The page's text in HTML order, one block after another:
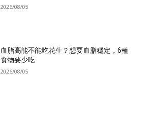
2026/08/05
血脂高能不能吃花生？想要血脂穩定，6種
食物要少吃
2026/08/05